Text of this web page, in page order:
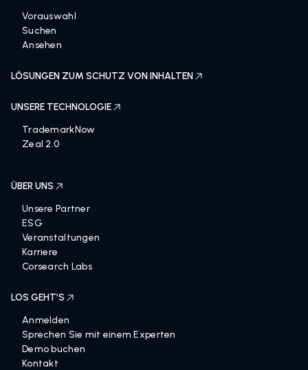
Vorauswahl
Suchen
Ansehen
LÖSUNGEN ZUM SCHUTZ VON INHALTEN
UNSERE TECHNOLOGIE
TrademarkNow
Zeal 2.0
ÜBER UNS
Unsere Partner
ESG
Veranstaltungen
Karriere
Corsearch Labs
LOS GEHT’S
Anmelden
Sprechen Sie mit einem Experten
Demo buchen
Kontakt